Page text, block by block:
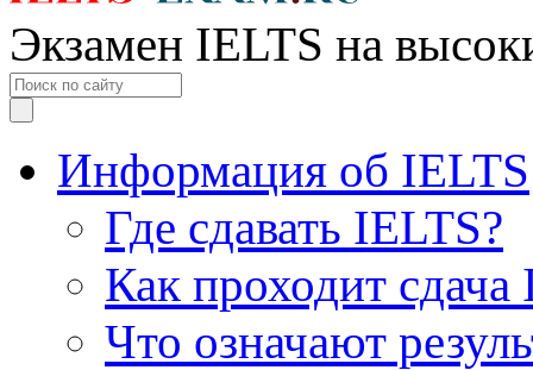
Экзамен IELTS на
Информация об IELTS
Где сдавать IELTS?
Как проходит сдача
Что означают